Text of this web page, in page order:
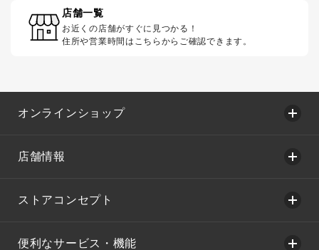
店舗一覧
お近くの店舗がすぐに見つかる！
住所や営業時間はこちらからご確認できます。
オンラインショップ
店舗情報
ストアコンセプト
便利なサービス・機能